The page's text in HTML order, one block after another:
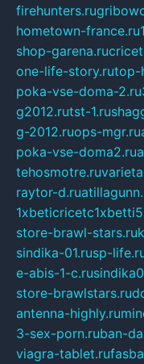
firehunters.ru
hometown-france.ru
shop-garena.ru
one-life-story.rutop-
poka-vse-doma-2.ru
g2012.rutst-1.ru
g-2012.ruops-mgr.ru
poka-vse-doma2.ru
tehosmotre.ru
raytor-d.ru
store-brawl-stars.ru
sindika-01.rusp-
e-abis-1-c.ru
store-brawlstars.ru
antenna-highly.ru
3-sex-porn.ruban-
viagra-tablet.ru